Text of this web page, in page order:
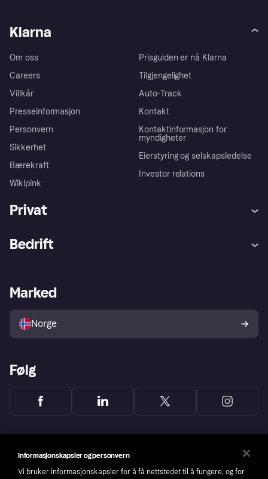
Klarna
Om oss
Careers
Villkår
Presseinformasjon
Personvern
Sikkerhet
Bærekraft
Wikipink
Prisguiden er nå Klarna
Tilgjengelighet
Auto-Track
Kontakt
Kontaktinformasjon for
myndigheter
Eierstyring og selskapsledelse
Investor relations
Privat
Utforsk butikker
Bedrift
Merchant portal
Marked
Norge
Følg
Informasjonskapsler og personvern
Vi bruker informasjonskapsler for å få nettstedet til å fungere, og for